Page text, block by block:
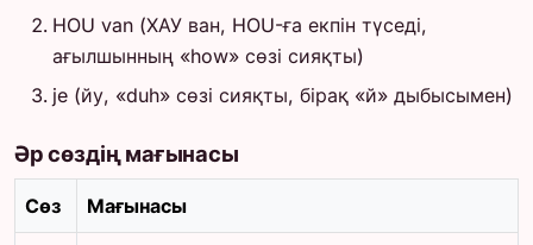
HOU van (ХАУ ван, HOU-ға екпін түседі,
ағылшынның «how» сөзі сияқты)
je (йу, «duh» сөзі сияқты, бірақ «й» дыбысымен)
Әр сөздің мағынасы
Сөз Мағынасы